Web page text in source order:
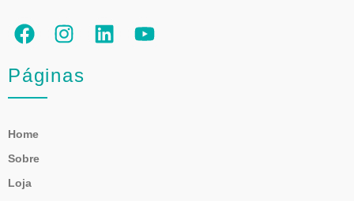
Páginas
Home
Sobre
Loja